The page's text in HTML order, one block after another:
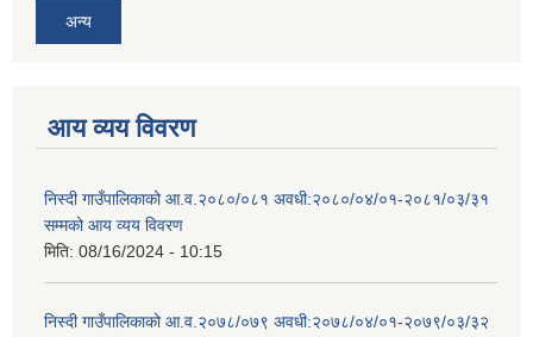
अन्य
आय व्यय विवरण
निस्दी गाउँपालिकाको आ.व.२०८०/०८१ अवधी:२०८०/०४/०१-२०८१/०३/३१
सम्मको आय व्यय विवरण
मिति: 08/16/2024 - 10:15
निस्दी गाउँपालिकाको आ.व.२०७८/०७९ अवधी:२०७८/०४/०१-२०७९/०३/३२